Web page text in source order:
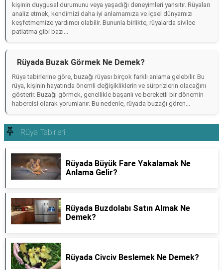
kişinin duygusal durumunu veya yaşadığı deneyimleri yansıtır. Rüyaları
analiz etmek, kendimizi daha iyi anlamamıza ve içsel dünyamızı
keşfetmemize yardımcı olabilir. Bununla birlikte, rüyalarda sivilce
patlatma gibi bazı...
Rüyada Buzak Görmek Ne Demek?
Rüya tabirlerine göre, buzağı rüyası birçok farklı anlama gelebilir. Bu
rüya, kişinin hayatında önemli değişikliklerin ve sürprizlerin olacağını
gösterir. Buzağı görmek, genellikle başarılı ve bereketli bir dönemin
habercisi olarak yorumlanır. Bu nedenle, rüyada buzağı gören...
Rüya Tabirleri
Rüyada Büyük Fare Yakalamak Ne
Anlama Gelir?
Rüyada Buzdolabı Satın Almak Ne
Demek?
Rüyada Civciv Beslemek Ne Demek?